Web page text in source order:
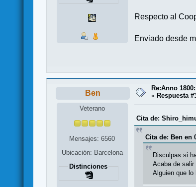
Respecto al
Enviado desde
Ben
Veterano
Mensajes: 6560
Ubicación: Barcelona
Distinciones
Re:Anno
« Respuesta
Cita de:
Cita de: Ben en
Disculpas si
Acaba de salir
Alguien que lo